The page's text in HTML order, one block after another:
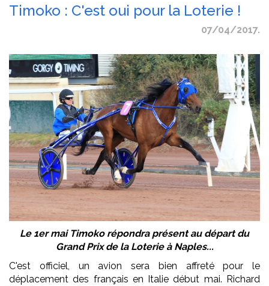
Timoko : C'est oui pour la Loterie !
07/04/2017.
Le 1er mai Timoko répondra présent au départ du
Grand Prix de la Loterie à Naples...
C'est officiel, un avion sera bien affreté pour le
déplacement des français en Italie début mai. Richard